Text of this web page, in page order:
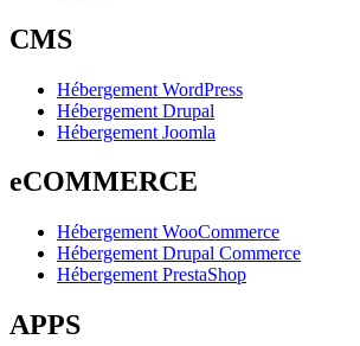
CMS
Hébergement WordPress
Hébergement Drupal
Hébergement Joomla
eCOMMERCE
Hébergement WooCommerce
Hébergement Drupal Commerce
Hébergement PrestaShop
APPS